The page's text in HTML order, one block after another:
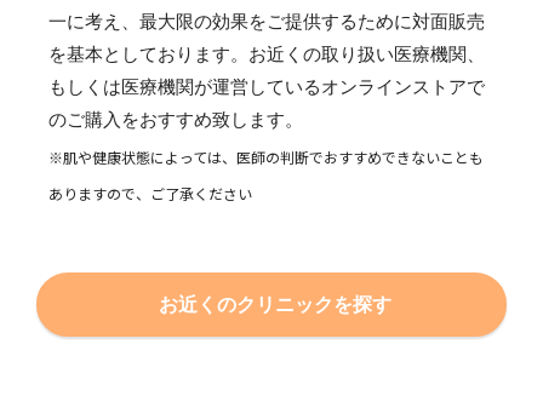
一に考え、最大限の効果をご提供するために対面販売
を基本としております。お近くの取り扱い医療機関、
もしくは医療機関が運営しているオンラインストアで
のご購入をおすすめ致します。
※肌や健康状態によっては、医師の判断でおすすめできないことも
ありますので、ご了承ください
お近くのクリニックを探す